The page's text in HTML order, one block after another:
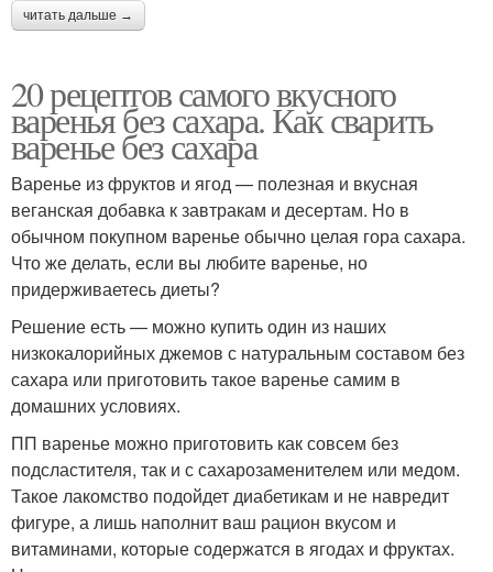
читать дальше →
20 рецептов самого вкусного
варенья без сахара. Как сварить
варенье без сахара
Варенье из фруктов и ягод — полезная и вкусная
веганская добавка к завтракам и десертам. Но в
обычном покупном варенье обычно целая гора сахара.
Что же делать, если вы любите варенье, но
придерживаетесь диеты?
Решение есть — можно купить один из наших
низкокалорийных джемов с натуральным составом без
сахара или приготовить такое варенье самим в
домашних условиях.
ПП варенье можно приготовить как совсем без
подсластителя, так и с сахарозаменителем или медом.
Такое лакомство подойдет диабетикам и не навредит
фигуре, а лишь наполнит ваш рацион вкусом и
витаминами, которые содержатся в ягодах и фруктах.